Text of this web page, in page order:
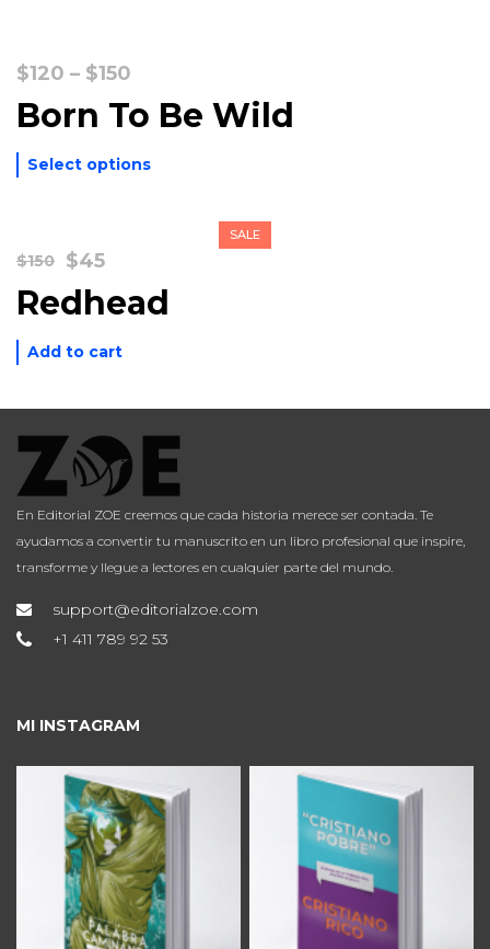
$120 – $150
$120
$150
Born To Be Wild
Select options
SALE
$150
Original
price
was:
$45Current
is:
Redhead
Add to cart
En Editorial ZOE creemos que cada historia merece ser contada. Te
ayudamos a convertir tu manuscrito en un libro profesional que inspire,
transforme y llegue a lectores en cualquier parte del mundo.
support@editorialzoe.com
+1 411 789 92 53
MI INSTAGRAM